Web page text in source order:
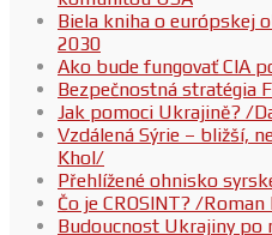
Biela kniha o európskej
2030
Ako bude fungovať CIA
Bezpečnostná stratégia
Jak pomoci Ukrajině? /
Vzdálená Sýrie – bližší,
Khol/
Přehlížené ohnisko
Čo je CROSINT? /
Budoucnost Ukrajiny po